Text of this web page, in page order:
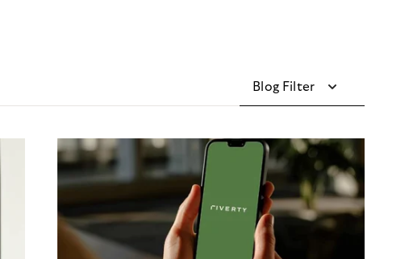
Blog Filter